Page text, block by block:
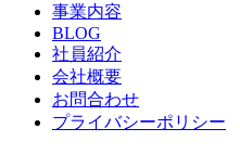
事業内容
BLOG
社員紹介
会社概要
お問合わせ
プライバシーポリシー